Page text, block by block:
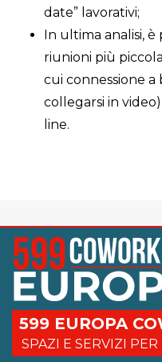
date” lavorativi;
In ultima analisi, è
riunioni più
cui connessione a
collegarsi in
line.
599 EUROPA
SPAZI E SERVIZI PER